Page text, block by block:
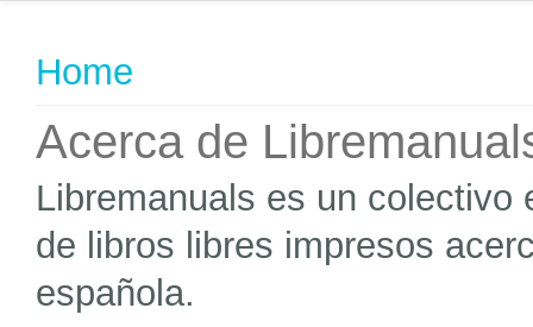
Home
Acerca de
Libremanuals es un colectivo
de libros libres impresos
española.